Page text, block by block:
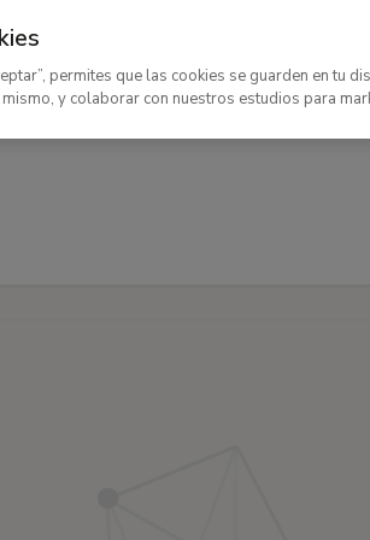
permites que las cookies se guarden en tu
y colaborar con nuestros estudios para